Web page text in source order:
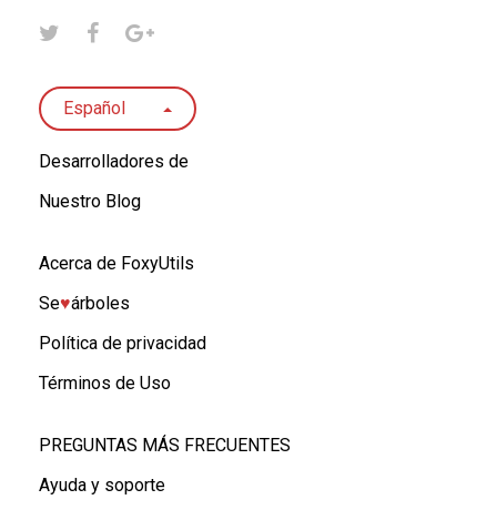
Español
Desarrolladores de
Nuestro Blog
Acerca de FoxyUtils
Se♥︎árboles
Política de privacidad
Términos de Uso
PREGUNTAS MÁS FRECUENTES
Ayuda y soporte